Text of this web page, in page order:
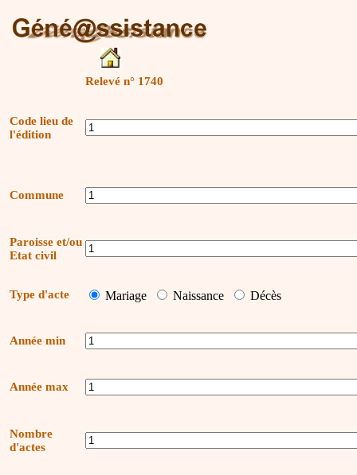
Relevé n° 1740
Code lieu de
l'édition
Commune
Paroisse et/ou
Etat civil
Type d'acte Mariage Naissance Décès
Année min
Année max
Nombre
d'actes